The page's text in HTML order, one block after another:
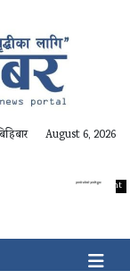
August 6, 2026